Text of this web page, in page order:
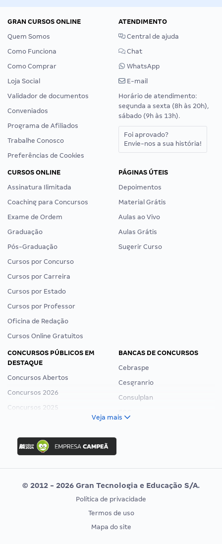
GRAN CURSOS ONLINE
Quem Somos
Como Funciona
Como Comprar
Loja Social
Validador de documentos
Conveniados
Programa de Afiliados
Trabalhe Conosco
Preferências de Cookies
ATENDIMENTO
Central de ajuda
Chat
WhatsApp
E-mail
Horário de atendimento:
segunda a sexta (8h às 20h),
sábado (9h às 13h).
Foi aprovado?
Envie-nos a sua história!
CURSOS ONLINE
Assinatura Ilimitada
Coaching para Concursos
Exame de Ordem
Graduação
Pós-Graduação
Cursos por Concurso
Cursos por Carreira
Cursos por Estado
Cursos por Professor
Oficina de Redação
Cursos Online Gratuitos
PÁGINAS ÚTEIS
Depoimentos
Material Grátis
Aulas ao Vivo
Aulas Grátis
Sugerir Curso
CONCURSOS PÚBLICOS EM
DESTAQUE
Concursos Abertos
Concursos 2026
Concursos 2025
Concurso Ibama
Concurso MPU
Editais publicados
BANCAS DE CONCURSOS
Cebraspe
Cesgranrio
Consulplan
Vunesp
CONCURSOS POR PROFISSÃO
EXAME DE ORDEM
Veja mais
© 2012 - 2026 Gran Tecnologia e Educação S/A.
Política de privacidade
Termos de uso
Mapa do site